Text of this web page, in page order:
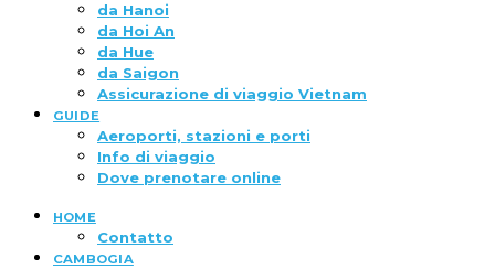
da Hanoi
da Hoi An
da Hue
da Saigon
Assicurazione di viaggio Vietnam
GUIDE
Aeroporti, stazioni e porti
Info di viaggio
Dove prenotare online
HOME
Contatto
CAMBOGIA